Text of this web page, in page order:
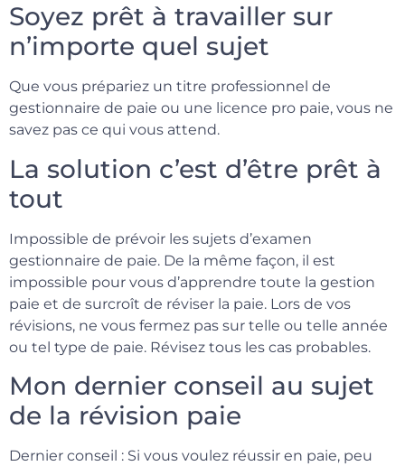
Soyez prêt à travailler sur
n’importe quel sujet
Que vous prépariez un titre professionnel de
gestionnaire de paie ou une licence pro paie, vous ne
savez pas ce qui vous attend.
La solution c’est d’être prêt à
tout
Impossible de prévoir les sujets d’examen
gestionnaire de paie. De la même façon, il est
impossible pour vous d’apprendre toute la gestion
paie et de surcroît de réviser la paie. Lors de vos
révisions, ne vous fermez pas sur telle ou telle année
ou tel type de paie. Révisez tous les cas probables.
Mon dernier conseil au sujet
de la révision paie
Dernier conseil : Si vous voulez réussir en paie, peu